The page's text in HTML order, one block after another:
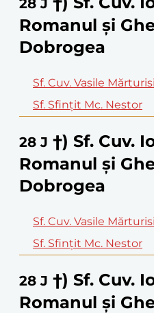
28 J
Romanul şi
Dobrogea
Sf. Cuv. Vasile
Sf. Sfinţit Mc. Nestor
28 J †) Sf. Cuv.
Romanul şi
Dobrogea
Sf. Cuv. Vasile
Sf. Sfinţit Mc. Nestor
28 J †) Sf. Cuv.
Romanul şi